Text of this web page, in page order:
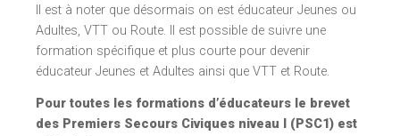
Il est à noter que désormais on est éducateur Jeunes ou
Adultes, VTT ou Route. Il est possible de suivre une
formation spécifique et plus courte pour devenir
éducateur Jeunes et Adultes ainsi que VTT et Route.
Pour toutes les formations d’éducateurs le brevet
des Premiers Secours Civiques niveau I (PSC1) est